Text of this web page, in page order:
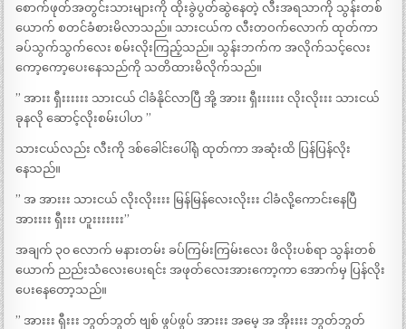
စောက်ဖုတ်အတွင်းသားများကို ထိုးခွဲပွတ်ဆွဲနေတဲ့ လီးအရသာကို သွန်းတစ်
ယောက် စတင်ခံစားမိလာသည်။ သားငယ်က လီးတဝက်လောက် ထုတ်ကာ
ခပ်သွက်သွက်လေး စမ်းလိုးကြည့်သည်။ သွန်းဘက်က အလိုက်သင့်လေး
ကော့ကော့ပေးနေသည်ကို သတိထားမိလိုက်သည်။
” အားး ရှီးးးးးး သားငယ် ငါခံနိုင်လာပြီ အို့ အားး ရှီးးးးးး လိုးလိုးးး သားငယ်
ခုနလို ဆောင့်လိုးစမ်းပါဟ ”
သားငယ်လည်း လီးကို ဒစ်ခေါင်းပေါ်ရုံ ထုတ်ကာ အဆုံးထိ ပြန်ပြန်လိုး
နေသည်။
” အ အားးး သားငယ် လိုးလိုးးးး မြန်မြန်လေးလိုးးး ငါခံလို့ကောင်းနေပြီ
အားးးး ရှီးးး ဟူးးးးးးး”
အချက် ၃၀ လောက် မနားတမ်း ခပ်ကြမ်းကြမ်းလေး ဖိလိုးပစ်ရာ သွန်းတစ်
ယောက် ညည်းသံလေးပေးရင်း အဖုတ်လေးအားကော့ကာ အောက်မှ ပြန်လိုး
ပေးနေတော့သည်။
” အားးး ရှီးးး ဘွတ်ဘွတ် ဗျစ် ဖွပ်ဖွပ် အားးး အမေ့ အ အိုးးးး ဘွတ်ဘွတ်